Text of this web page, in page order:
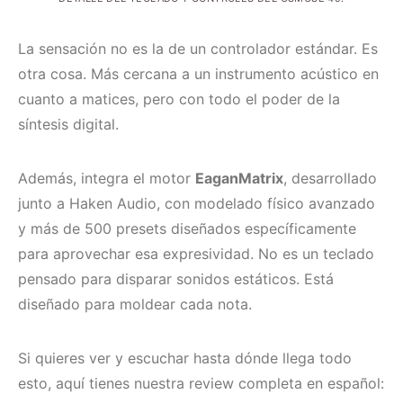
La sensación no es la de un controlador estándar. Es
otra cosa. Más cercana a un instrumento acústico en
cuanto a matices, pero con todo el poder de la
síntesis digital.
Además, integra el motor EaganMatrix, desarrollado
junto a Haken Audio, con modelado físico avanzado
y más de 500 presets diseñados específicamente
para aprovechar esa expresividad. No es un teclado
pensado para disparar sonidos estáticos. Está
diseñado para moldear cada nota.
Si quieres ver y escuchar hasta dónde llega todo
esto, aquí tienes nuestra review completa en español: